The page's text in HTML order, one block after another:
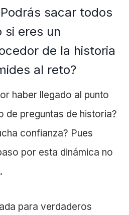
Podrás sacar todos
si eres un
de la historia
al reto?
haber llegado al punto
de preguntas de historia?
confianza? Pues
por esta dinámica no
para verdaderos